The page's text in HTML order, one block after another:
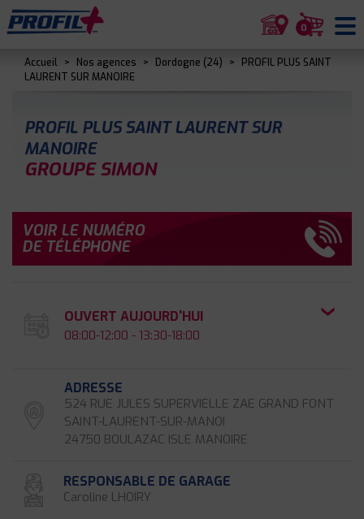
0
Accueil > Nos agences > Dordogne (24) >
PROFIL PLUS SAINT
LAURENT SUR MANOIRE
PROFIL PLUS SAINT LAURENT SUR
MANOIRE
GROUPE SIMON
VOIR LE NUMÉRO
DE TÉLÉPHONE
OUVERT AUJOURD'HUI
08:00-12:00 - 13:30-18:00
ADRESSE
524 RUE JULES SUPERVIELLE ZAE GRAND FONT
SAINT-LAURENT-SUR-MANOI
24750 BOULAZAC ISLE MANOIRE
RESPONSABLE DE GARAGE
Caroline LHOIRY